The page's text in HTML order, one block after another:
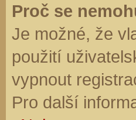
Proč se
Je možné, že
použití
vypnout
Pro další